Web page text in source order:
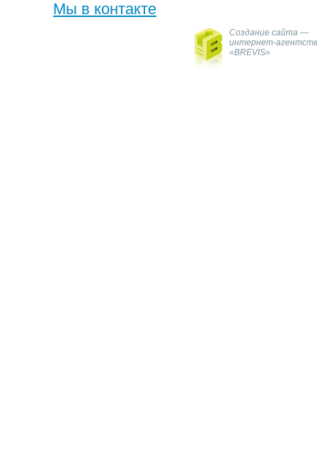
Мы в контакте
Создание сайта —
интернет-
«BREVIS»